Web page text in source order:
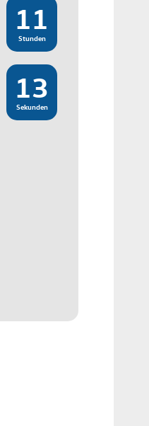
11
Stunden
12
Sekunden